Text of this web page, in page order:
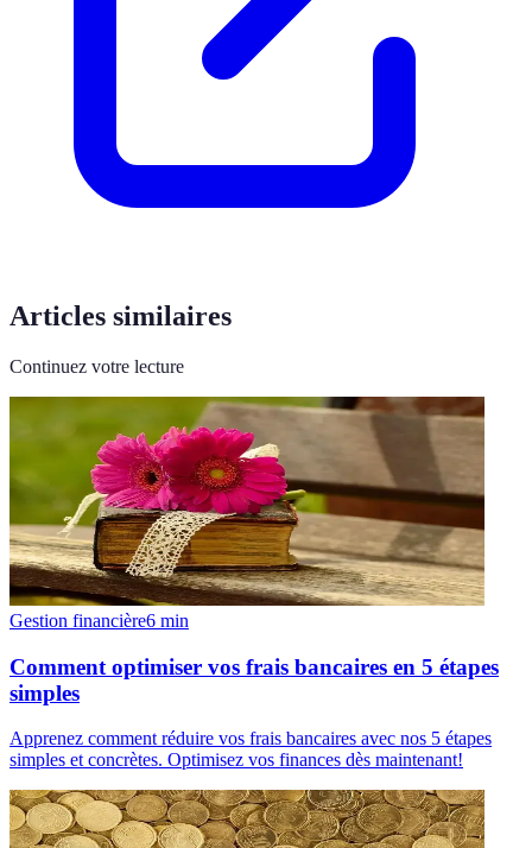
Articles similaires
Continuez votre lecture
Gestion financière6 min
Comment optimiser vos frais bancaires en 5 étapes
simples
Apprenez comment réduire vos frais bancaires avec nos 5 étapes
simples et concrètes. Optimisez vos finances dès maintenant!